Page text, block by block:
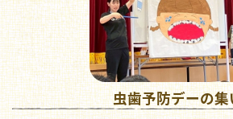
虫歯予防デーの集